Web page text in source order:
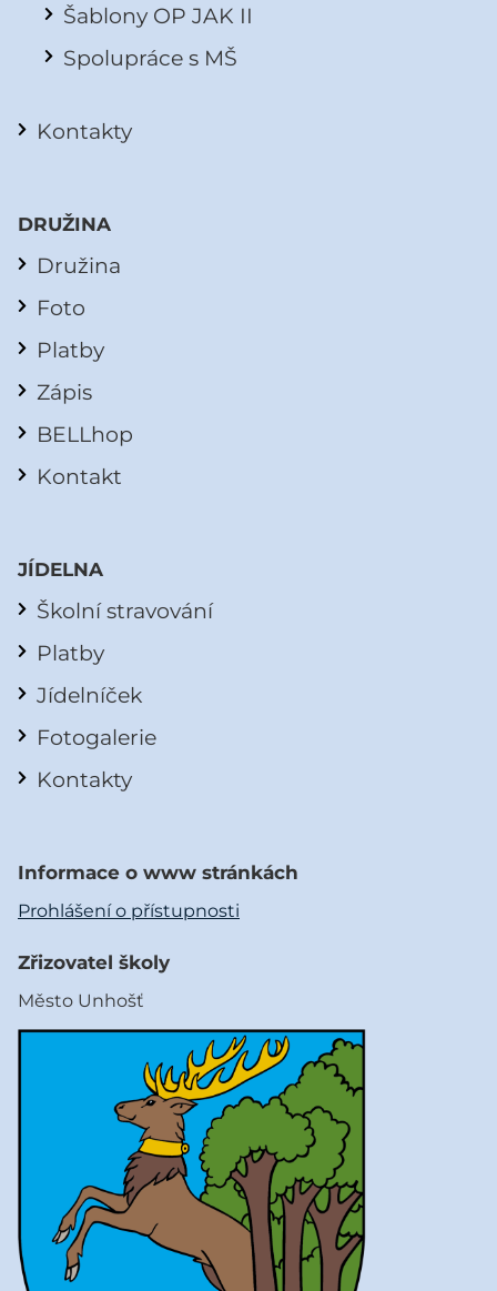
Šablony OP JAK II
Spolupráce s MŠ
Kontakty
DRUŽINA
Družina
Foto
Platby
Zápis
BELLhop
Kontakt
JÍDELNA
Školní stravování
Platby
Jídelníček
Fotogalerie
Kontakty
Informace o www stránkách
Prohlášení o přístupnosti
Zřizovatel školy
Město Unhošť